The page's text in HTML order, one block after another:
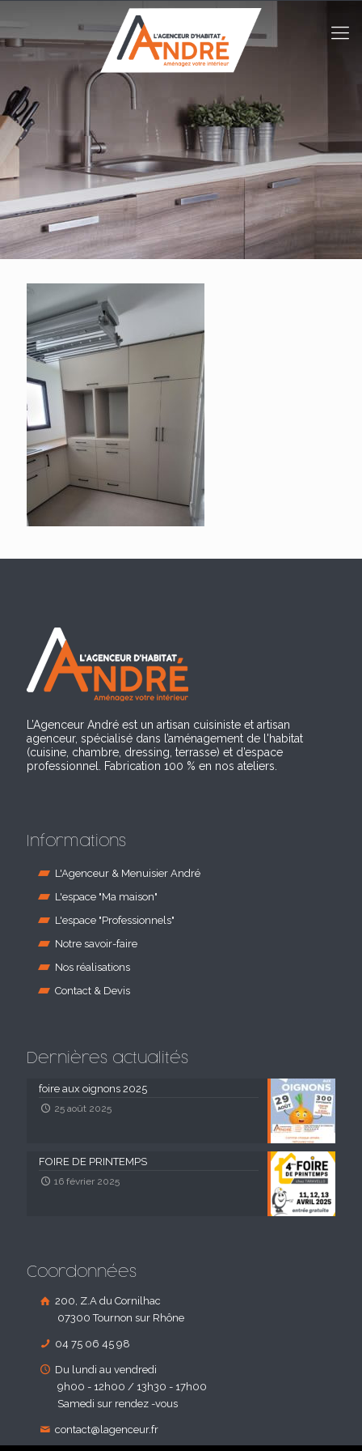
L’Agenceur André est un artisan cuisiniste et artisan
agenceur, spécialisé dans l’aménagement de l'habitat
(cuisine, chambre, dressing, terrasse) et d’espace
professionnel. Fabrication 100 % en nos ateliers.
Informations
L'Agenceur & Menuisier André
L'espace "Ma maison"
L'espace "Professionnels"
Notre savoir-faire
Nos réalisations
Contact & Devis
Dernières actualités
foire aux oignons 2025
25 août 2025
FOIRE DE PRINTEMPS
16 février 2025
Coordonnées
200, Z.A du Cornilhac
07300 Tournon sur Rhône
04 75 06 45 98
Du lundi au vendredi
9h00 - 12h00 / 13h30 - 17h00
Samedi sur rendez -vous
contact@lagenceur.fr